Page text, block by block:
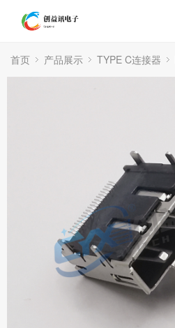
首页 产品展示 TYPE C连接器